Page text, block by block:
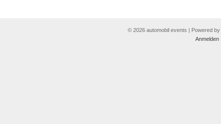
© 2026 automobil events | Powered by
Anmelden|